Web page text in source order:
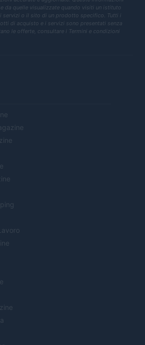
da quelle visualizzate quando visiti un istituto
servizi o il sito di un prodotto specifico. Tutti i
di acquisto e i servizi sono presentati senza
le offerte, consultare i Termini e condizioni